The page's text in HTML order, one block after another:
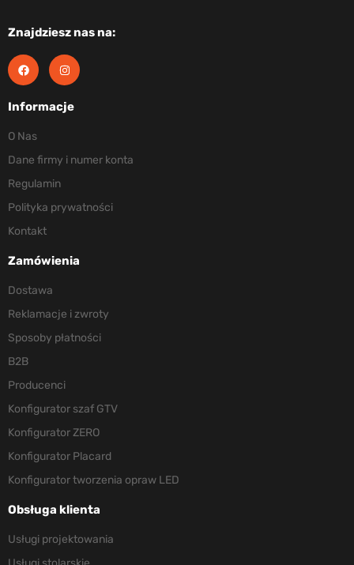
Znajdziesz nas na:
Informacje
O Nas
Dane firmy i numer konta
Regulamin
Polityka prywatności
Kontakt
Zamówienia
Dostawa
Reklamacje i zwroty
Sposoby płatności
B2B
Producenci
Konfigurator szaf GTV
Konfigurator ZERO
Konfigurator Placard
Konfigurator tworzenia opraw LED
Obsługa klienta
Usługi projektowania